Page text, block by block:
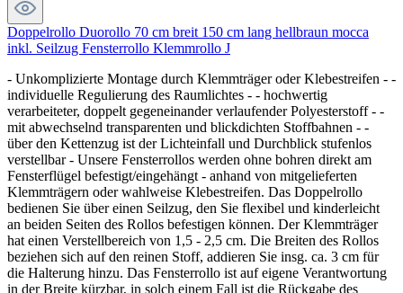
Doppelrollo Duorollo 70 cm breit 150 cm lang hellbraun mocca
inkl. Seilzug Fensterrollo Klemmrollo J
- Unkomplizierte Montage durch Klemmträger oder Klebestreifen - -
individuelle Regulierung des Raumlichtes - - hochwertig
verarbeiteter, doppelt gegeneinander verlaufender Polyesterstoff - -
mit abwechselnd transparenten und blickdichten Stoffbahnen - -
über den Kettenzug ist der Lichteinfall und Durchblick stufenlos
verstellbar - Unsere Fensterrollos werden ohne bohren direkt am
Fensterflügel befestigt/eingehängt - anhand von mitgelieferten
Klemmträgern oder wahlweise Klebestreifen. Das Doppelrollo
bedienen Sie über einen Seilzug, den Sie flexibel und kinderleicht
an beiden Seiten des Rollos befestigen können. Der Klemmträger
hat einen Verstellbereich von 1,5 - 2,5 cm. Die Breiten des Rollos
beziehen sich auf den reinen Stoff, addieren Sie insg. ca. 3 cm für
die Halterung hinzu. Das Fensterrollo ist auf eigene Verantwortung
in der Breite kürzbar, in solch einem Fall ist die Rückgabe des